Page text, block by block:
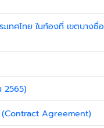
ทศไทย ในท้องที่ เขตบา
2565)
(Contract Agreement)